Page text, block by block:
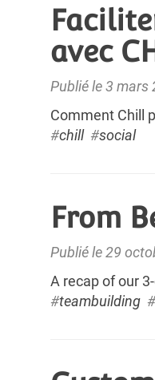
avec
Publié le 3 mars
Comment Chill
#chill#social
From
Publié le 29
A recap of our
#teambuilding #